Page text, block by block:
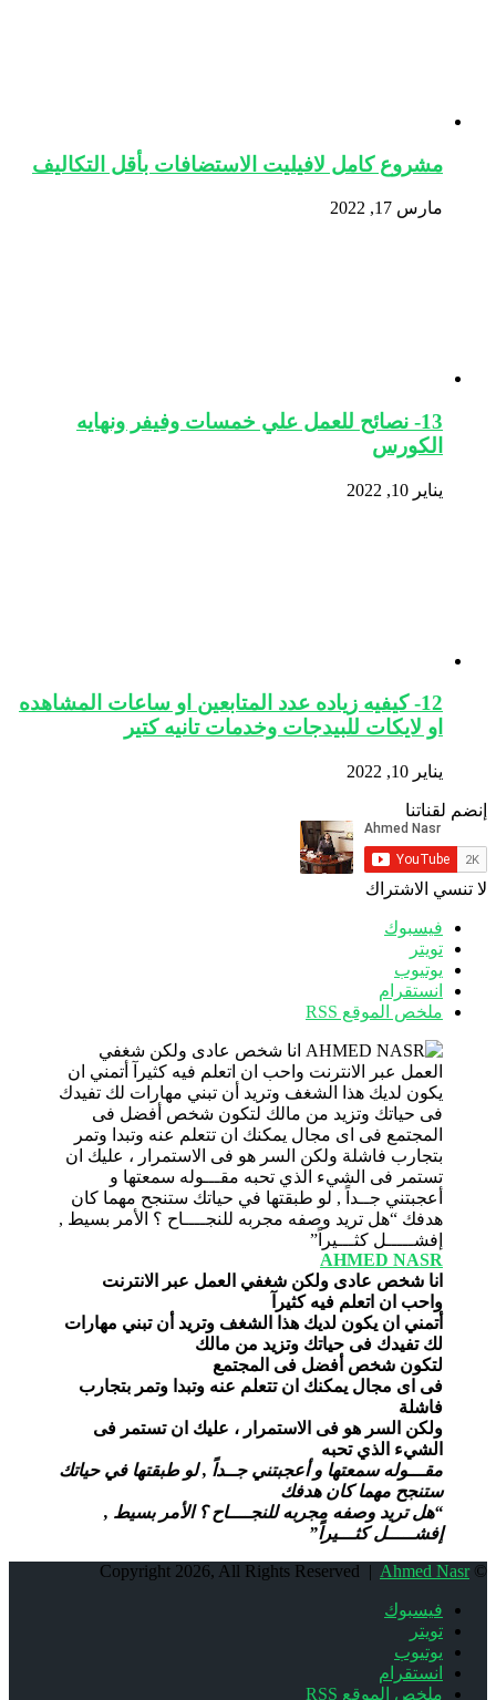
مشروع كامل لافيليت الاستضافات بأقل التكاليف
مارس 17, 2022
13- نصائح للعمل علي خمسات وفيفر ونهايه
الكورس
يناير 10, 2022
12- كيفيه زياده عدد المتابعين او ساعات المشاهده
او لايكات للبيدجات وخدمات تانيه كتير
يناير 10, 2022
إنضم لقناتنا
لا تنسي الاشتراك
فيسبوك
تويتر
يوتيوب
انستقرام
ملخص الموقع RSS
AHMED NASR
انا شخص عادى ولكن شغفي العمل عبر الانترنت
واحب ان اتعلم فيه كثيرآ
أتمني ان يكون لديك هذا الشغف وتريد أن تبني مهارات
لك تفيدك فى حياتك وتزيد من مالك
لتكون شخص أفضل فى المجتمع
فى اى مجال يمكنك ان تتعلم عنه وتبدا وتمر بتجارب
فاشلة
ولكن السر هو فى الاستمرار ، عليك ان تستمر فى
الشيء الذي تحبه
مقـــوله سمعتها و أعجبتني جــداً , لو طبقتها في حياتك
ستنجح مهما كان هدفك
“هل تريد وصفه مجربه للنجــــاح ؟ الأمر بسيط ,
إفشـــــل كثـــيراً”
© Copyright 2026, All Rights Reserved |
Ahmed Nasr
فيسبوك
تويتر
يوتيوب
انستقرام
ملخص الموقع RSS